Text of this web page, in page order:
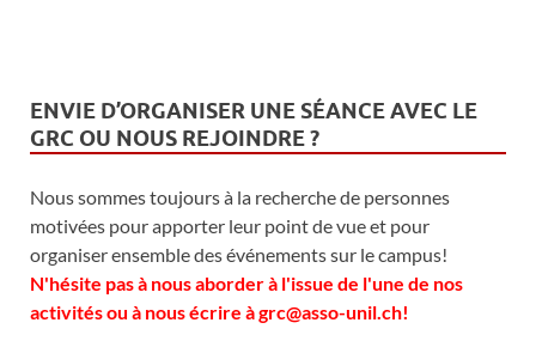
ENVIE D’ORGANISER UNE SÉANCE AVEC LE
GRC OU NOUS REJOINDRE ?
Nous sommes toujours à la recherche de personnes
motivées pour apporter leur point de vue et pour
organiser ensemble des événements sur le campus!
N'hésite pas à nous aborder à l'issue de l'une de nos
activités ou à nous écrire à grc@asso-unil.ch!